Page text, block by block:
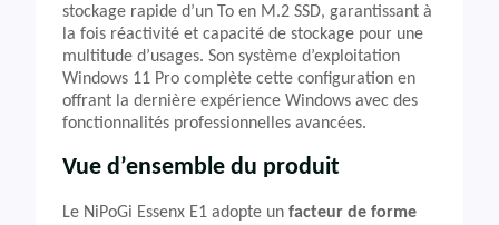
stockage rapide d’un To en M.2 SSD, garantissant à
la fois réactivité et capacité de stockage pour une
multitude d’usages. Son système d’exploitation
Windows 11 Pro complète cette configuration en
offrant la dernière expérience Windows avec des
fonctionnalités professionnelles avancées.
Vue d’ensemble du produit
Le NiPoGi Essenx E1 adopte un facteur de forme